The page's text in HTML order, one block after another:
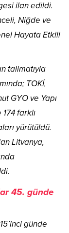
ilan edildi.
Niğde ve
Hayata Etkili
talimatıyla
TOKİ,
GYO ve Yapı
farklı
yürütüldü.
Litvanya,
45. günde
günde